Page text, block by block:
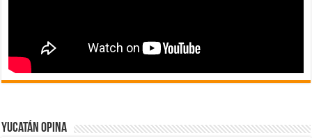
Yucatán Opina